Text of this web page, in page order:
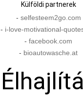
Külföldi partnerek
- selfesteem2go.com
- i-love-motivational-
- facebook.com
- bioautowasche.at